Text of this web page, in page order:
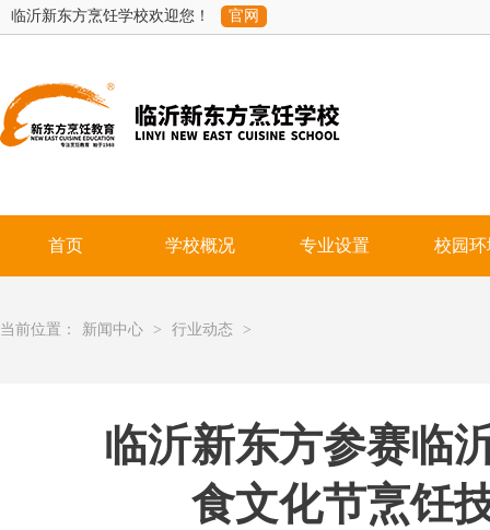
临沂新东方烹饪学校欢迎您！ 官网
首页 学校概况 专业设置 校园环
当前位置： 新闻中心 > 行业动态 >
临沂新东方参赛临
食文化节烹饪